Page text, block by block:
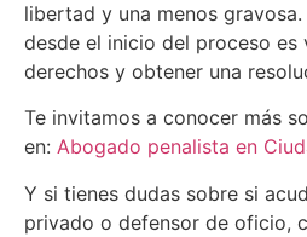
libertad y una menos
desde el inicio del proceso
derechos y obtener una
Te invitamos a conocer más
en: Abogado penalista en
Y si tienes dudas sobre si
privado o defensor de oficio,